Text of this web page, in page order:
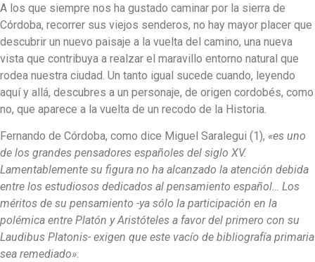
A los que siempre nos ha gustado caminar por la sierra de
Córdoba, recorrer sus viejos senderos, no hay mayor placer que
descubrir un nuevo paisaje a la vuelta del camino, una nueva
vista que contribuya a realzar el maravillo entorno natural que
rodea nuestra ciudad. Un tanto igual sucede cuando, leyendo
aquí y allá, descubres a un personaje, de origen cordobés, como
no, que aparece a la vuelta de un recodo de la Historia.
Fernando de Córdoba, como dice Miguel Saralegui (1), «es uno
de los grandes pensadores españoles del siglo XV.
Lamentablemente su figura no ha alcanzado la atención debida
entre los estudiosos dedicados al pensamiento español… Los
méritos de su pensamiento -ya sólo la participación en la
polémica entre Platón y Aristóteles a favor del primero con su
Laudibus Platonis- exigen que este vacío de bibliografía primaria
sea remediado».